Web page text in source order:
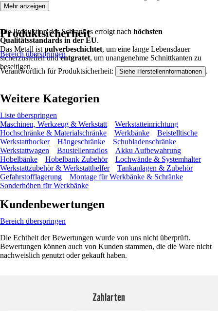
Die Produktion des Schrankes erfolgt nach höchsten
Qualitätsstandards in der EU.
Das Metall ist pulverbeschichtet, um eine lange Lebensdauer
sicherzustellen undentgratet, um unangenehme Schnittkanten zu
beseitigen.
Mehr anzeigen
Produktsicherheit
Bereich überspringen
Verantwortlich für Produktsicherheit: Siehe Herstellerinformationen .
Weitere Kategorien
Liste überspringen
Maschinen, Werkzeug & Werkstatt
Werkstatteinrichtung
Hochschränke & Materialschränke
Werkbänke
Beistelltische
Werkstatthocker
Hängeschränke
Schubladenschränke
Werkstattwagen
Baustellenradios
Akku Aufbewahrung
Hobelbänke
Hobelbank Zubehör
Lochwände & Systemhalter
Werkstattzubehör & Werkstatthelfer
Tankanlagen & Zubehör
Gefahrstofflagerung
Montage für Werkbänke & Schränke
Sonderhöhen für Werkbänke
Kundenbewertungen
Bereich überspringen
Die Echtheit der Bewertungen wurde von uns nicht überprüft.
Bewertungen können auch von Kunden stammen, die die Ware nicht
nachweislich genutzt oder gekauft haben.
Zahlarten